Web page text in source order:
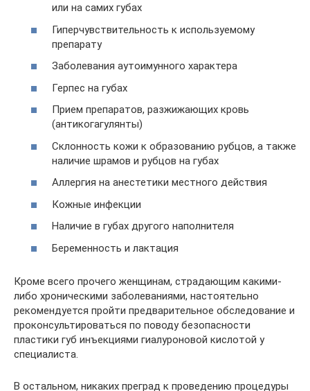
или на самих губах
Гиперчувствительность к используемому
препарату
Заболевания аутоимунного характера
Герпес на губах
Прием препаратов, разжижающих кровь
(антикогагулянты)
Склонность кожи к образованию рубцов, а также
наличие шрамов и рубцов на губах
Аллергия на анестетики местного действия
Кожные инфекции
Наличие в губах другого наполнителя
Беременность и лактация
Кроме всего прочего женщинам, страдающим какими-
либо хроническими заболеваниями, настоятельно
рекомендуется пройти предварительное обследование и
проконсультироваться по поводу безопасности
пластики губ инъекциями гиалуроновой кислотой у
специалиста.
В остальном, никаких преград к проведению процедуры